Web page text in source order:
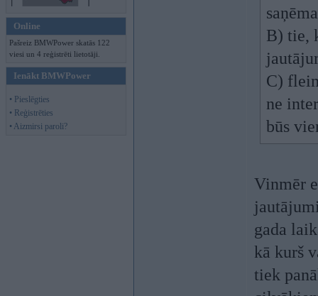
Online
Pašreiz BMWPower skatās 122
viesi un 4 reģistrēti lietotāji.
Ienākt BMWPower
• Pieslēgties
• Reģistrēties
• Aizmirsi paroli?
B) tie,
C)
ne
būs
Vinmēr
gada
kā kurš
tiek